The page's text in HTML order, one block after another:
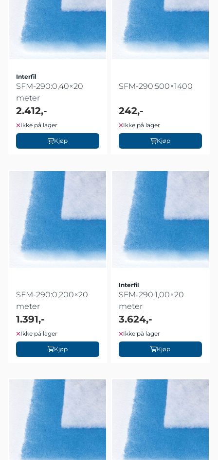
Interfil
SFM-290:0,40×20
meter
2.412,-
Ikke på lager
Kjøp
SFM-290:500×1400
242,-
Ikke på lager
Kjøp
SFM-290:0,200×20
meter
1.391,-
Ikke på lager
Kjøp
Interfil
SFM-290:1,00×20
meter
3.624,-
Ikke på lager
Kjøp